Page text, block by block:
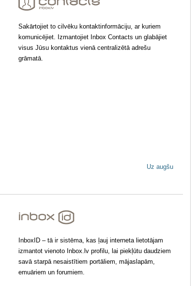
Sakārtojiet to cilvēku kontaktinformāciju, ar kuriem
komunicējiet. Izmantojiet Inbox Contacts un glabājiet
visus Jūsu kontaktus vienā centralizētā adrešu
grāmatā.
Uz augšu
InboxID – tā ir sistēma, kas ļauj interneta lietotājam
izmantot vienoto Inbox.lv profilu, lai piekļūtu daudziem
savā starpā nesaistītiem portāliem, mājaslapām,
emuāriem un forumiem.